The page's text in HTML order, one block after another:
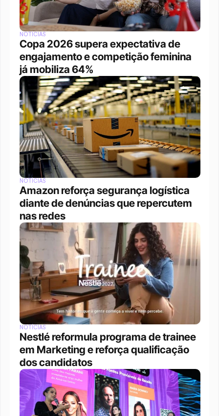
NOTÍCIAS
Copa 2026 supera expectativa de
engajamento e competição feminina
já mobiliza 64%
NOTÍCIAS
Amazon reforça segurança logística
diante de denúncias que repercutem
nas redes
NOTÍCIAS
Nestlé reformula programa de trainee
em Marketing e reforça qualificação
dos candidatos